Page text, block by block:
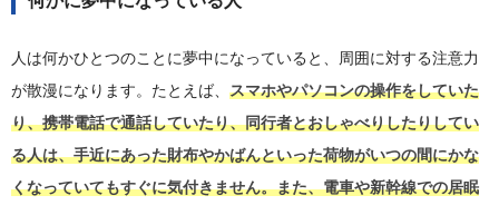
人は何かひとつのことに夢中になっていると、周囲に対する注意力
が散漫になります。たとえば、 スマホやパソコンの操作をしていた
り、携帯電話で通話していたり、同行者とおしゃべりしたりしてい
る人は、手近にあった財布やかばんといった荷物がいつの間にかな
くなっていてもすぐに気付きません。また、電車や新幹線での居眠